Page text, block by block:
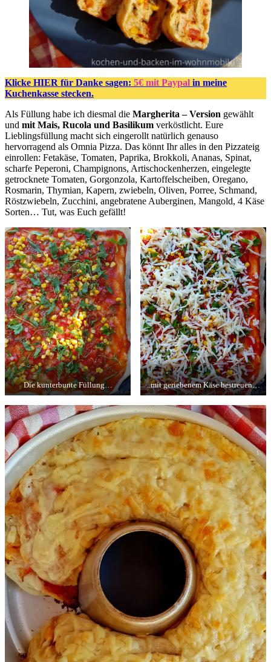
Klicke HIER für Danke sagen: 5€ mit Paypal in meine
Kuchenkasse stecken.
Als Füllung habe ich diesmal die Margherita – Version gewählt
und mit Mais, Rucola und Basilikum verköstlicht. Eure
Lieblingsfüllung macht sich eingerollt natürlich genauso
hervorragend als Omnia Pizza. Das könnt Ihr alles in den Pizzateig
einrollen: Fetakäse, Tomaten, Paprika, Brokkoli, Ananas, Spinat,
scharfe Peperoni, Champignons, Artischockenherzen, eingelegte
getrocknete Tomaten, Gorgonzola, Kartoffelscheiben, Oregano,
Rosmarin, Thymian, Kapern, zwiebeln, Oliven, Porree, Schmand,
Röstzwiebeln, Zucchini, angebratene Auberginen, Mangold, 4 Käse
Sorten… Tut, was Euch gefällt!
Die kunterbunte Füllung… ..mit geriebenem Käse bestreuen…